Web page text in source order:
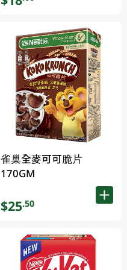
雀巢全麥可可脆片
170GM
$25.50